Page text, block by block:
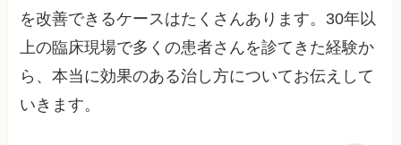
を改善できるケースはたくさんあります。30年以
上の臨床現場で多くの患者さんを診てきた経験か
ら、本当に効果のある治し方についてお伝えして
いきます。